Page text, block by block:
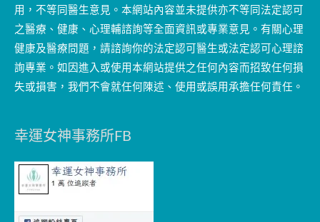
用，不等同醫生意見。本網站內容並未提供亦不等同法定認可
之醫療、健康、心理輔諮詢等全面資訊或專業意見。有關心理
健康及醫療問題，請諮詢你的法定認可醫生或法定認可心理諮
詢專業。如因進入或使用本網站提供之任何內容而招致任何損
失或損害，我們不會就任何陳述、使用或誤用承擔任何責任。
幸運女神事務所FB